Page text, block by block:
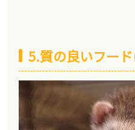
5.質の良いフー